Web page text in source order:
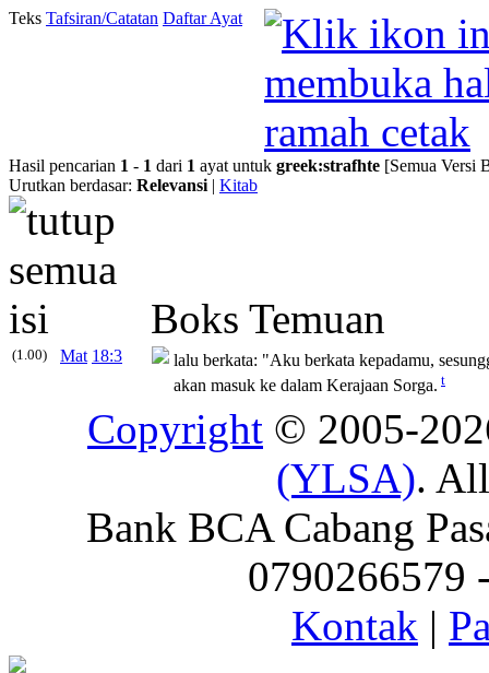
Teks Tafsiran/Catatan Daftar Ayat
Hasil pencarian 1 - 1 dari 1 ayat untuk greek:strafhte [Semua Versi
Urutkan berdasar: Relevansi | Kitab
Boks Temuan
(1.00) Mat 18:3 lalu berkata: "Aku berkata kepadamu,
akan masuk ke dalam Kerajaan Sorga. t
Copyright © 2005-
(YLSA).
Bank BCA Cabang
0790266579
Kontak |